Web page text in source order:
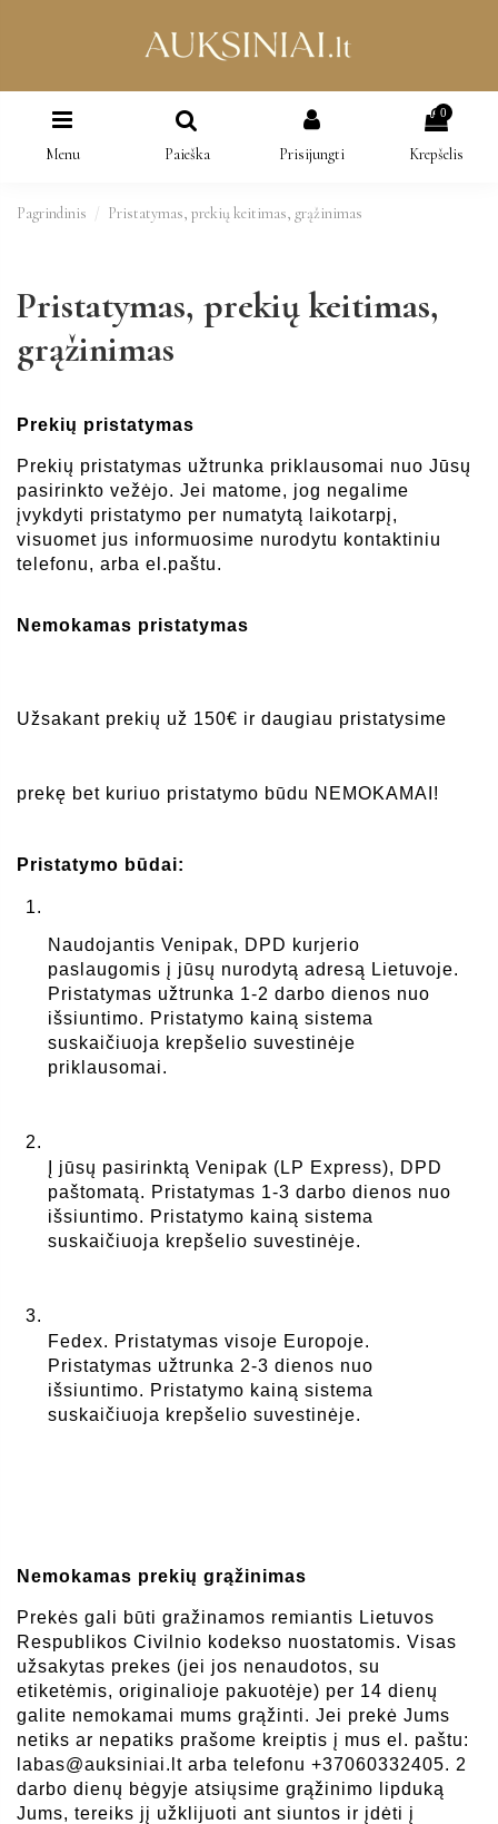
Menu Paieška Prisijungti
0
Krepšelis
Pagrindinis Pristatymas, prekių keitimas, grąžinimas
Pristatymas, prekių keitimas,
grąžinimas
Prekių pristatymas
Prekių pristatymas užtrunka priklausomai nuo Jūsų
pasirinkto vežėjo. Jei matome, jog negalime
įvykdyti pristatymo per numatytą laikotarpį,
visuomet jus informuosime nurodytu kontaktiniu
telefonu, arba el.paštu.
Nemokamas pristatymas
Užsakant prekių už 150€ ir daugiau pristatysime
prekę bet kuriuo pristatymo būdu NEMOKAMAI!
Pristatymo būdai:
Naudojantis Venipak, DPD kurjerio
paslaugomis į jūsų nurodytą adresą Lietuvoje.
Pristatymas užtrunka 1-2 darbo dienos nuo
išsiuntimo. Pristatymo kainą sistema
suskaičiuoja krepšelio suvestinėje
priklausomai.
Į jūsų pasirinktą Venipak (LP Express), DPD
paštomatą. Pristatymas 1-3 darbo dienos nuo
išsiuntimo. Pristatymo kainą sistema
suskaičiuoja krepšelio suvestinėje.
Fedex. Pristatymas visoje Europoje.
Pristatymas užtrunka 2-3 dienos nuo
išsiuntimo. Pristatymo kainą sistema
suskaičiuoja krepšelio suvestinėje.
Nemokamas prekių grąžinimas
Prekės gali būti gražinamos remiantis Lietuvos
Respublikos Civilnio kodekso nuostatomis. Visas
užsakytas prekes (jei jos nenaudotos, su
etiketėmis, originalioje pakuotėje) per 14 dienų
galite nemokamai mums grąžinti. Jei prekė Jums
netiks ar nepatiks prašome kreiptis į mus el. paštu:
labas@auksiniai.lt arba telefonu +37060332405. 2
darbo dienų bėgyje atsiųsime grąžinimo lipduką
Jums, tereiks jį užklijuoti ant siuntos ir įdėti į